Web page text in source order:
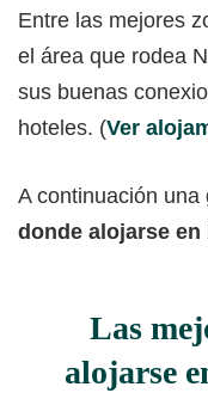
Entre las mejores
el área que rodea
sus buenas
hoteles. (Ver
A continuación una
donde alojarse
Las
alojarse